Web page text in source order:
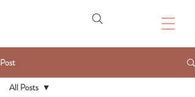
Post
All Posts